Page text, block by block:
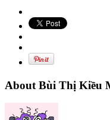
About Bùi Thị Kiều